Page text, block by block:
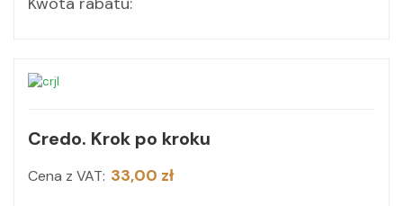
Credo. Krok po kroku
Cena z VAT: 33,00 zł